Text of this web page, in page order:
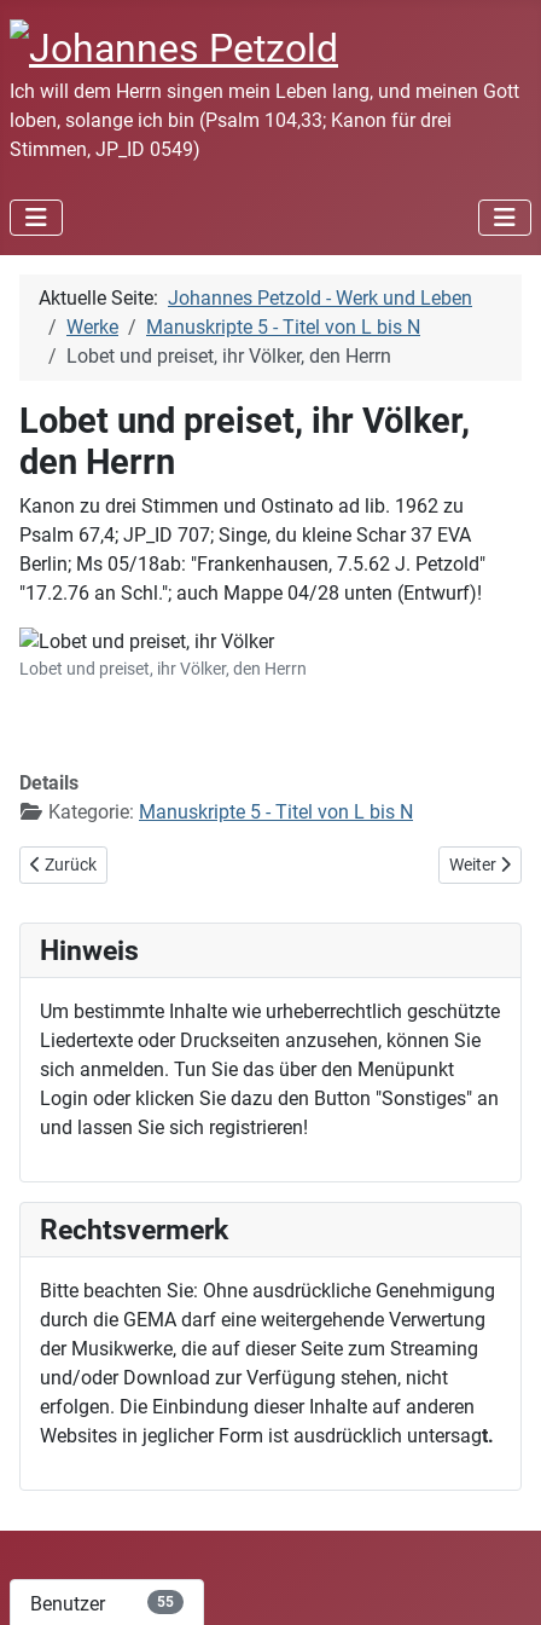
Ich will dem Herrn singen mein Leben lang, und meinen Gott
loben, solange ich bin (Psalm 104,33; Kanon für drei
Stimmen, JP_ID 0549)
Aktuelle Seite: Johannes Petzold - Werk und Leben
Werke
Manuskripte 5 - Titel von L bis N
Lobet und preiset, ihr Völker, den Herrn
Lobet und preiset, ihr Völker,
den Herrn
Kanon zu drei Stimmen und Ostinato ad lib. 1962 zu
Psalm 67,4; JP_ID 707; Singe, du kleine Schar 37 EVA
Berlin; Ms 05/18ab: "Frankenhausen, 7.5.62 J. Petzold"
"17.2.76 an Schl."; auch Mappe 04/28 unten (Entwurf)!
Lobet und preiset, ihr Völker, den Herrn
Details
Kategorie: Manuskripte 5 - Titel von L bis N
Vorheriger Beitrag: Lobet und danket dem Herrn
Zurück Nächster
Weiter
Hinweis
Um bestimmte Inhalte wie urheberrechtlich geschützte
Liedertexte oder Druckseiten anzusehen, können Sie
sich anmelden. Tun Sie das über den Menüpunkt
Login oder klicken Sie dazu den Button "Sonstiges" an
und lassen Sie sich registrieren!
Rechtsvermerk
Bitte beachten Sie: Ohne ausdrückliche Genehmigung
durch die GEMA darf eine weitergehende Verwertung
der Musikwerke, die auf dieser Seite zum Streaming
und/oder Download zur Verfügung stehen, nicht
erfolgen. Die Einbindung dieser Inhalte auf anderen
Websites in jeglicher Form ist ausdrücklich untersagt.
Benutzer 55